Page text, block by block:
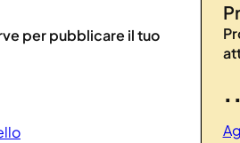
per pubblicare il tuo